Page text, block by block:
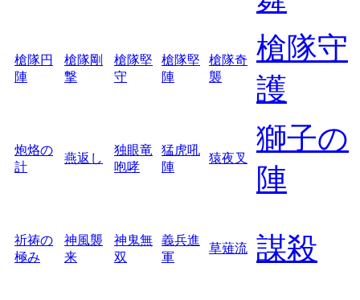
槍隊円
陣
槍隊剛
撃
槍隊堅
守
槍隊堅
陣
槍隊奇
襲
槍隊守
護
炮烙の
計
燕返し
独眼竜
咆哮
猛虎吼
陣
猿夜叉
獅子の
陣
祈祷の
極み
神風襲
来
神鬼無
双
義兵進
軍
草薙流 謀殺